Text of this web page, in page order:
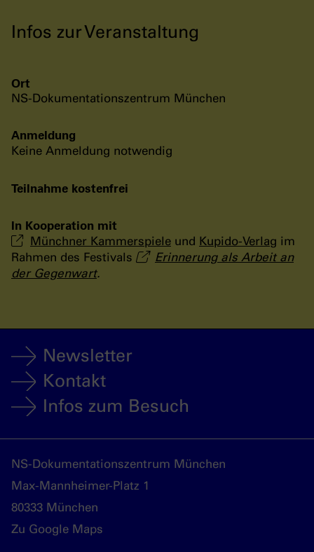
Infos zur Veranstaltung
Ort
NS-Dokumentationszentrum München
Anmeldung
Keine Anmeldung notwendig
Teilnahme kostenfrei
In Kooperation mit
Münchner Kammerspiele und Kupido-Verlag im
Rahmen des Festivals
Erinnerung als Arbeit an
der Gegenwart.
Newsletter
Kontakt
Infos zum Besuch
NS-Dokumentationszentrum München
Max-Mannheimer-Platz 1
80333 München
Zu Google Maps